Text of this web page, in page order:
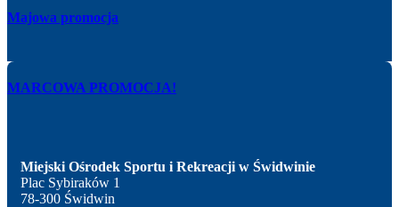
Majowa promocja
MARCOWA PROMOCJA!
Miejski Ośrodek Sportu i Rekreacji w Świdwinie
Plac Sybiraków 1
78-300 Świdwin